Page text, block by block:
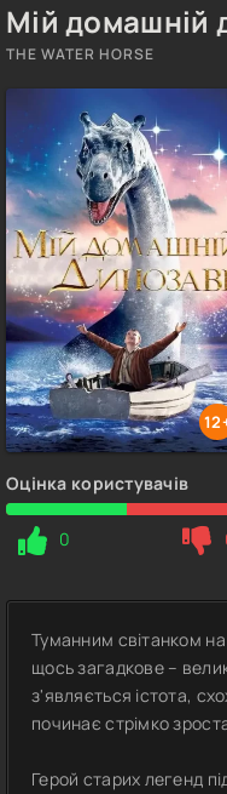
Мій домашній
THE WATER HORSE
Оцінка користувачів
0
Туманним світанком
щось загадкове –
з'являється істота,
починає стрімко
Герой старих легенд